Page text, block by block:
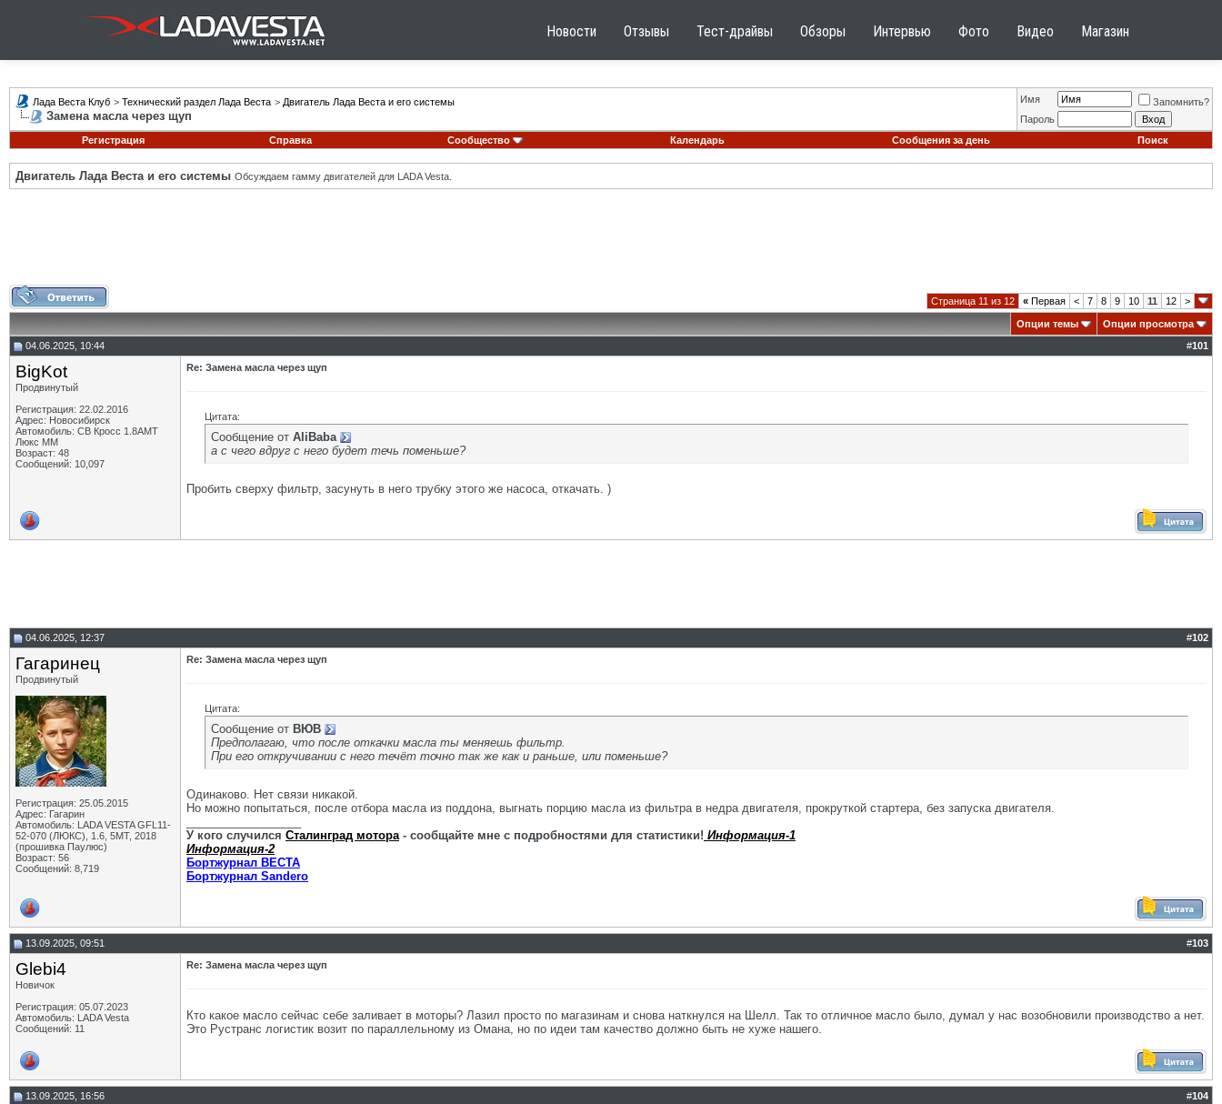
Новости Отзывы Тест-драйвы Обзоры Интервью Фото Видео Магазин
Лада Веста Клуб > Технический раздел Лада Веста > Двигатель Лада Веста и его системы
Замена масла через щуп
Имя
Запомнить?
Пароль
Регистрация
Справка Сообщество Календарь Сообщения за день Поиск
Двигатель Лада Веста и его системы Обсуждаем гамму двигателей для LADA Vesta.
Страница 11 из 12 « Первая < 7 8 9 10 11 12 >
Опции темы
Опции просмотра
04.06.2025, 10:44
#101
BigKot
Продвинутый
Регистрация: 22.02.2016
Адрес: Новосибирск
Автомобиль: СВ Кросс 1.8АМТ
Люкс ММ
Возраст: 48
Сообщений: 10,097
Re: Замена масла через щуп
Цитата:
Сообщение от AliBaba
а с чего вдруг с него будет течь поменьше?
Пробить сверху фильтр, засунуть в него трубку этого же насоса, откачать. )
04.06.2025, 12:37 #102
Гагаринец
Продвинутый
Регистрация: 25.05.2015
Адрес: Гагарин
Автомобиль: LADA VESTA GFL11-
52-070 (ЛЮКС), 1.6, 5МТ, 2018
(прошивка Паулюс)
Возраст: 56
Сообщений: 8,719
Re: Замена масла через щуп
Цитата:
Сообщение от ВЮВ
Предполагаю, что после откачки масла ты меняешь фильтр.
При его откручивании с него течёт точно так же как и раньше, или поменьше?
Одинаково. Нет связи никакой.
Но можно попытаться, после отбора масла из поддона, выгнать порцию масла из фильтра в недра двигателя, прокруткой стартера, без запуска двигателя.
У кого случился Сталинград мотора- сообщайте мне с подробностями для статистики! Информация-1
Информация-2
Бортжурнал ВЕСТА
Бортжурнал Sandero
13.09.2025, 09:51 #103
Glebi4
Новичок
Регистрация: 05.07.2023
Автомобиль: LADA Vesta
Сообщений: 11
Re: Замена масла через щуп
Кто какое масло сейчас себе заливает в моторы? Лазил просто по магазинам и снова наткнулся на Шелл. Так то отличное масло было, думал у нас возобновили производство а нет.
Это Рустранс логистик возит по параллельному из Омана, но по идеи там качество должно быть не хуже нашего.
13.09.2025, 16:56 #104